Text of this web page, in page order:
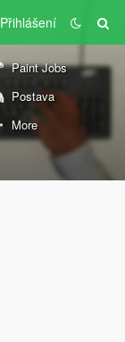
Přihlášení
Paint Jobs
Postava
More